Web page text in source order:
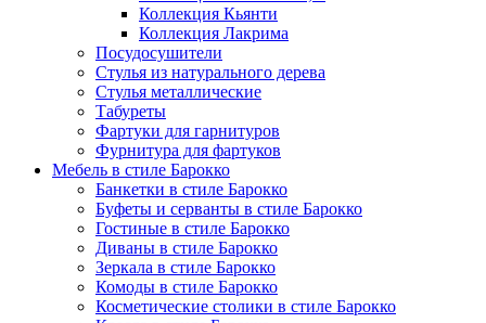
Коллекция Кьянти
Коллекция Лакрима
Посудосушители
Стулья из натурального дерева
Стулья металлические
Табуреты
Фартуки для гарнитуров
Фурнитура для фартуков
Мебель в стиле Барокко
Банкетки в стиле Барокко
Буфеты и серванты в стиле Барокко
Гостиные в стиле Барокко
Диваны в стиле Барокко
Зеркала в стиле Барокко
Комоды в стиле Барокко
Косметические столики в стиле Барокко